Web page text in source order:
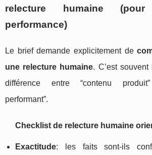
relecture humaine
performance)
Le brief demande explicitement de
une relecture humaine. C’est
différence entre “contenu
performant”.
Checklist de relecture humaine
Exactitude: les faits sont-ils